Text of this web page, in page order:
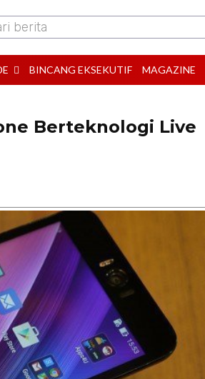
berita
BINCANG EKSEKUTIF MAGAZINE
Berteknologi Live